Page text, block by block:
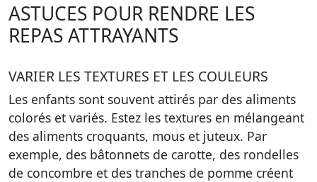
ASTUCES POUR RENDRE LES
REPAS ATTRAYANTS
VARIER LES TEXTURES ET LES COULEURS
Les enfants sont souvent attirés par des aliments
colorés et variés. Estez les textures en mélangeant
des aliments croquants, mous et juteux. Par
exemple, des bâtonnets de carotte, des rondelles
de concombre et des tranches de pomme créent